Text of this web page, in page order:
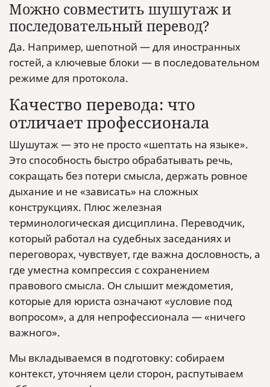
Можно совместить шушутаж и
последовательный перевод?
Да. Например, шепотной — для иностранных
гостей, а ключевые блоки — в последовательном
режиме для протокола.
Качество перевода: что
отличает профессионала
Шушутаж — это не просто «шептать на языке».
Это способность быстро обрабатывать речь,
сокращать без потери смысла, держать ровное
дыхание и не «зависать» на сложных
конструкциях. Плюс железная
терминологическая дисциплина. Переводчик,
который работал на судебных заседаниях и
переговорах, чувствует, где важна дословность, а
где уместна компрессия с сохранением
правового смысла. Он слышит междометия,
которые для юриста означают «условие под
вопросом», а для непрофессионала — «ничего
важного».
Мы вкладываемся в подготовку: собираем
контекст, уточняем цели сторон, распутываем